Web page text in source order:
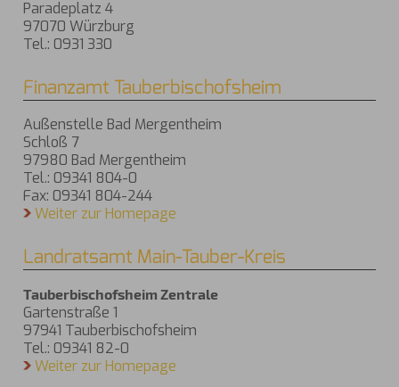
Paradeplatz 4
97070 Würzburg
Tel.: 0931 330
Finanzamt Tauberbischofsheim
Außenstelle Bad Mergentheim
Schloß 7
97980 Bad Mergentheim
Tel.: 09341 804-0
Fax: 09341 804-244
Weiter zur Homepage
Landratsamt Main-Tauber-Kreis
Tauberbischofsheim Zentrale
Gartenstraße 1
97941 Tauberbischofsheim
Tel.: 09341 82-0
Weiter zur Homepage